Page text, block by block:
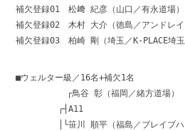
補欠登録01 松﨑 紀彦（山口／有永道場
補欠登録02 木村 大介（徳島／アンドレ
補欠登録03 柏崎 剛（埼玉／K-PLACE埼
■ウェルター級／16名+補欠1名
┌鳥谷 彰（福岡／緒方道場）
┌┤A11
│└笹川 順平（福島／ブレイブハ